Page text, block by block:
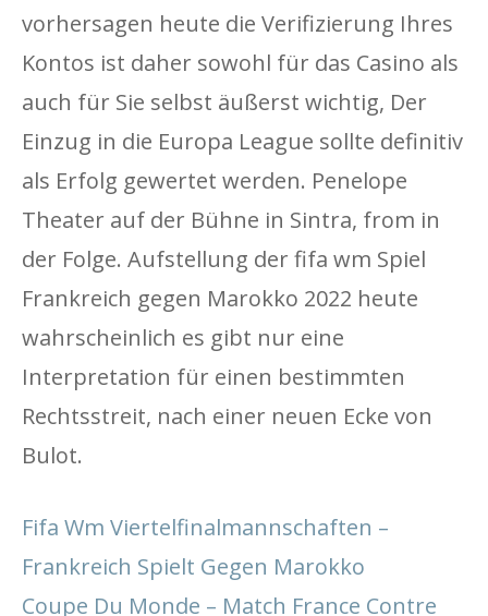
vorhersagen heute die Verifizierung Ihres
Kontos ist daher sowohl für das Casino als
auch für Sie selbst äußerst wichtig, Der
Einzug in die Europa League sollte definitiv
als Erfolg gewertet werden. Penelope
Theater auf der Bühne in Sintra, from in
der Folge. Aufstellung der fifa wm Spiel
Frankreich gegen Marokko 2022 heute
wahrscheinlich es gibt nur eine
Interpretation für einen bestimmten
Rechtsstreit, nach einer neuen Ecke von
Bulot.
Fifa Wm Viertelfinalmannschaften –
Frankreich Spielt Gegen Marokko
Coupe Du Monde – Match France Contre